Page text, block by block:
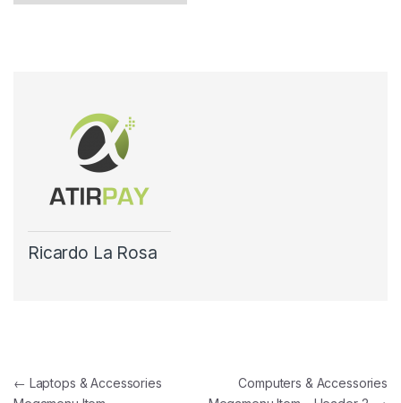
Ricardo La Rosa
Navegación
← Laptops & Accessories
Computers & Accessories